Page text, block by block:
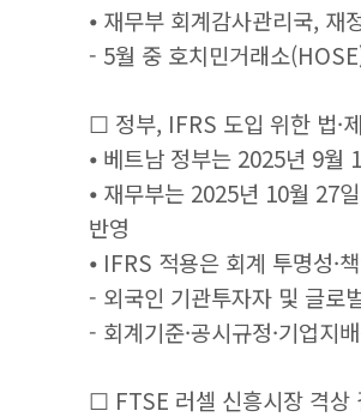
⦁ 재무부 회계감사관리국,
- 5월 중 호치민거래소
☐ 정부, IFRS 도입 위한 법·
⦁ 베트남 정부는 2025년 9월
⦁ 재무부는 2025년 10월 27
반영
⦁ IFRS 적용은 회계 투명성·
- 외국인 기관투자자 및 글로
- 회계기준·공시규정·기업지
☐ FTSE 러셀 신흥시장 격상